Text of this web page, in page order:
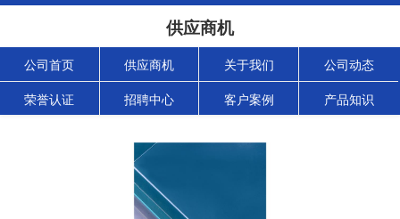
供应商机
公司首页 供应商机 关于我们 公司动态
荣誉认证 招聘中心 客户案例 产品知识